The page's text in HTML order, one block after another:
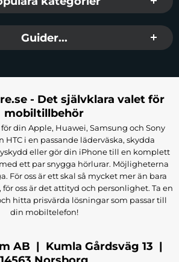
Guider...
- Det självklara valet för
mobiltillbehör
din Apple, Huawei, Samsung och Sony
HTC i en passande läderväska, skydda
eller gör din iPhone till en komplett
ett par snygga hörlurar. Möjligheterna
För oss är ett skal så mycket mer än bara
oss är det attityd och personlighet. Ta en
hitta prisvärda lösningar som passar till
din mobiltelefon!
AB | Kumla Gårdsväg 13 |